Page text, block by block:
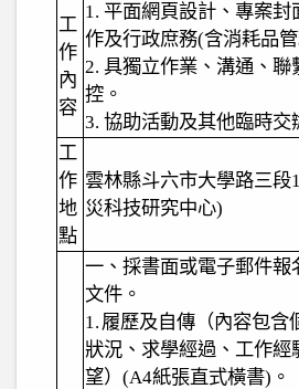
工
作
內
容
1. 平面網頁設計、專案封
作及行政庶務(含消耗品
2. 具獨立作業、溝通、聯
控。
3. 協助活動及其他臨時交
工
作
地
點
雲林縣斗六市大學路三段
災科技研究中心)
一、採書面或電子郵件報
文件。
1. 履歷及自傳（內容包含
狀況、求學經過、工作經
望） (A4紙張直式橫書) 。